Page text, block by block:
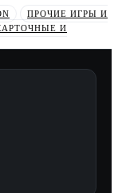
ПРОЧИЕ ИГРЫ И
И